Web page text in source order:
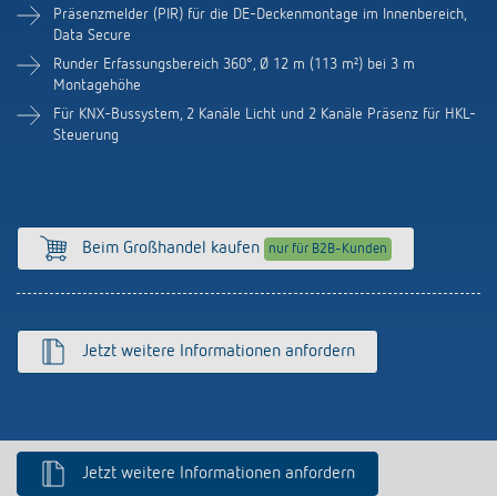
Referenzen
HEMS
Engagement
Design
Historie
Vertrieb Weltweit
Ansprechpartner OEM
Anfrageformular
LUXORliving
Präsenzmelder (PIR) für die DE-Deckenmontage im Innenbereich,
Data Secure
Runder Erfassungsbereich 360°, Ø 12 m (113 m²) bei 3 m
Montagehöhe
Für KNX-Bussystem, 2 Kanäle Licht und 2 Kanäle Präsenz für HKL-
Steuerung
Beim Großhandel kaufen nur für B2B-Kunden
Jetzt weitere Informationen anfordern
Jetzt weitere Informationen anfordern